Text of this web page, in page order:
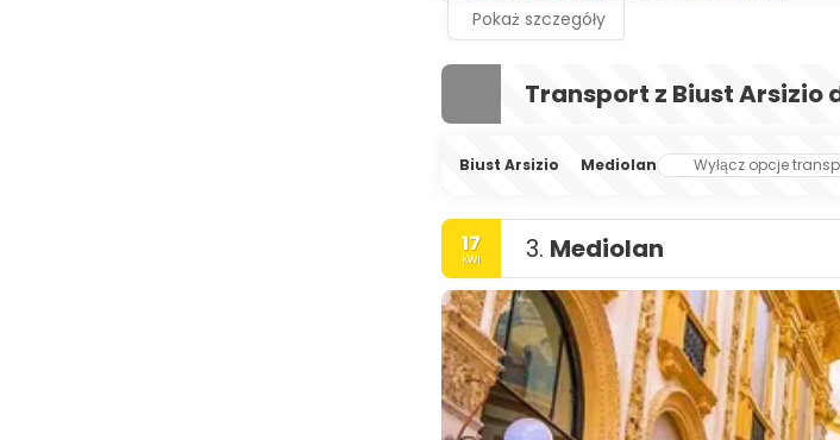
Pokaż szczegóły
Transport z Biust Arsizio
Biust Arsizio Mediolan Wyłącz opcje
17
kwi 3. Mediolan